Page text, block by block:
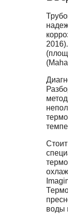
воды